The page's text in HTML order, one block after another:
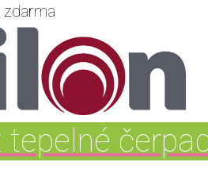
zdarma
tepelné